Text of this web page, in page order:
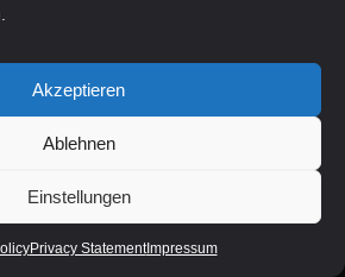
Akzeptieren
Ablehnen
Einstellungen
Privacy StatementImpressum